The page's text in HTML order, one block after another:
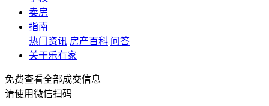
卖房
指南
热门资讯 房产百科 问答
关于乐有家
免费查看全部成交信息
请使用微信扫码